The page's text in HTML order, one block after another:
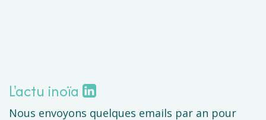
L'actu inoïa
Nous envoyons quelques emails par an pour